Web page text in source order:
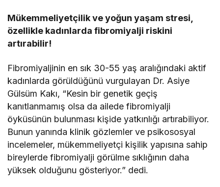
Mükemmeliyetçilik ve yoğun yaşam stresi,
özellikle kadınlarda fibromiyalji riskini
artırabilir!
Fibromiyaljinin en sık 30-55 yaş aralığındaki aktif
kadınlarda görüldüğünü vurgulayan Dr. Asiye
Gülsüm Kakı, “Kesin bir genetik geçiş
kanıtlanmamış olsa da ailede fibromiyalji
öyküsünün bulunması kişide yatkınlığı artırabiliyor.
Bunun yanında klinik gözlemler ve psikososyal
incelemeler, mükemmeliyetçi kişilik yapısına sahip
bireylerde fibromiyalji görülme sıklığının daha
yüksek olduğunu gösteriyor.” dedi.